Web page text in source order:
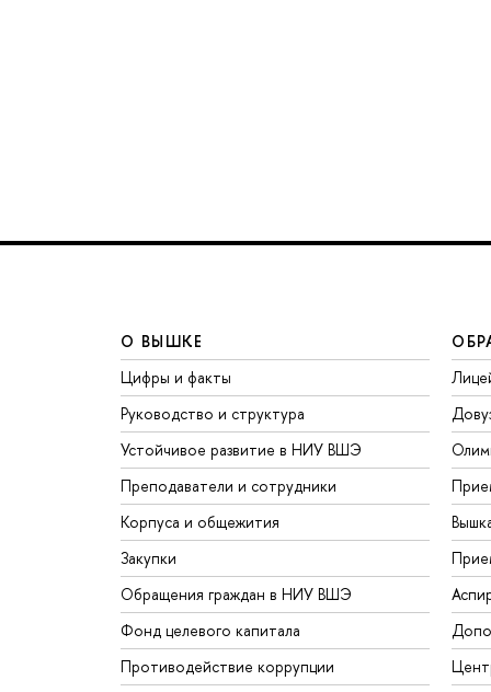
О ВЫШКЕ
Цифры и факты
Руководство и структура
Устойчивое развитие в НИУ ВШЭ
Преподаватели и сотрудники
Корпуса и общежития
Закупки
Обращения граждан в НИУ ВШЭ
Фонд целевого капитала
Противодействие коррупции